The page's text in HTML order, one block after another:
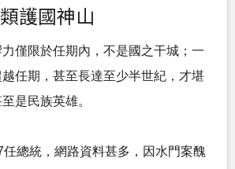
護國神山
僅限於任期內，不是國之干城；一
任期，甚至長達至少半世紀，才堪
是民族英雄。
任總統，網路資料甚多，因水門案醜